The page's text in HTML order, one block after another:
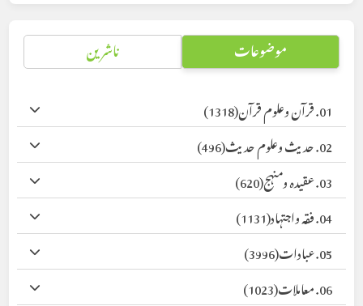
موضوعات ناشرین
01. قرآن وعلوم قرآن
(1318)
02. حدیث وعلوم حدیث
(496)
03. عقیدہ ومنہج
(620)
04. فقہ واجتہاد
(1131)
05. عبادات
(3996)
06. معاملات
(1023)